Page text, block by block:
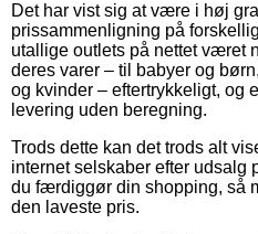
Det har vist sig at være i høj
prissammenligning på
utallige outlets på nettet været
deres varer – til babyer og
og kvinder – eftertrykkeligt, og
levering uden beregning.
Trods dette kan det trods alt
internet selskaber efter udsalg
du færdiggør din shopping, så
den laveste pris.